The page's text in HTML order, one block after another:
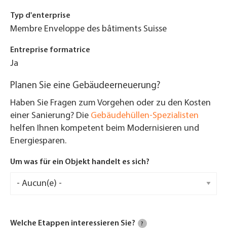
Typ d'enterprise
Membre Enveloppe des bâtiments Suisse
Entreprise formatrice
Ja
Planen Sie eine Gebäudeerneuerung?
Haben Sie Fragen zum Vorgehen oder zu den Kosten
einer Sanierung? Die Gebäudehüllen-Spezialisten
helfen Ihnen kompetent beim Modernisieren und
Energiesparen.
Um was für ein Objekt handelt es sich?
Welche Etappen interessieren Sie? ?